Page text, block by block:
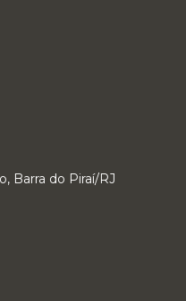
Barra do Piraí/RJ